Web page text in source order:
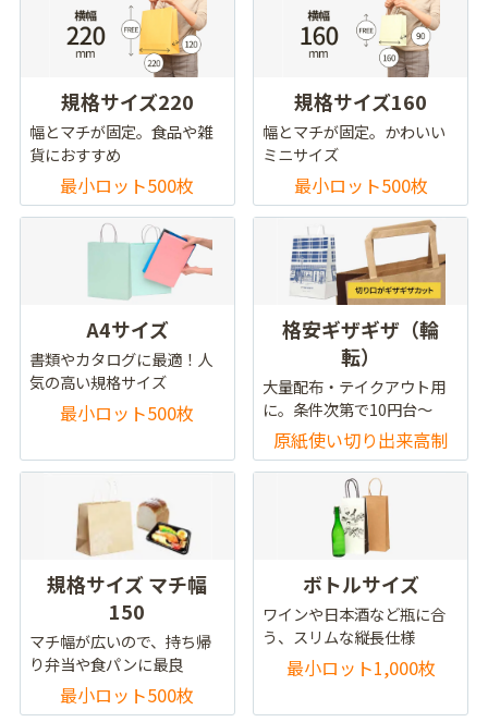
規格サイズ220
幅とマチが固定。食品や雑
貨におすすめ
最小ロット500枚
規格サイズ160
幅とマチが固定。かわいい
ミニサイズ
最小ロット500枚
A4サイズ
書類やカタログに最適！人
気の高い規格サイズ
最小ロット500枚
格安ギザギザ（輪
転）
大量配布・テイクアウト用
に。条件次第で10円台～
原紙使い切り出来高制
規格サイズ マチ幅
150
マチ幅が広いので、持ち帰
り弁当や食パンに最良
最小ロット500枚
ボトルサイズ
ワインや日本酒など瓶に合
う、スリムな縦長仕様
最小ロット1,000枚